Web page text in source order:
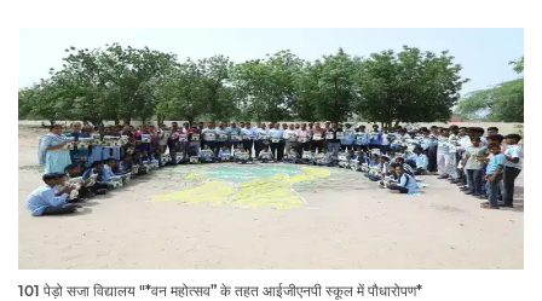
101 पेड़ो सजा विद्यालय "*वन महोत्सव” के तहत आईजीएनपी स्कूल में पौधारोपण*